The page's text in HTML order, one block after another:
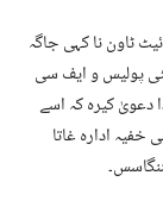
ٹاون نا کہی جاگہ
پولیس و ایف سی
دعویٰ کیرہ کہ اسے
ادارہ غاتا